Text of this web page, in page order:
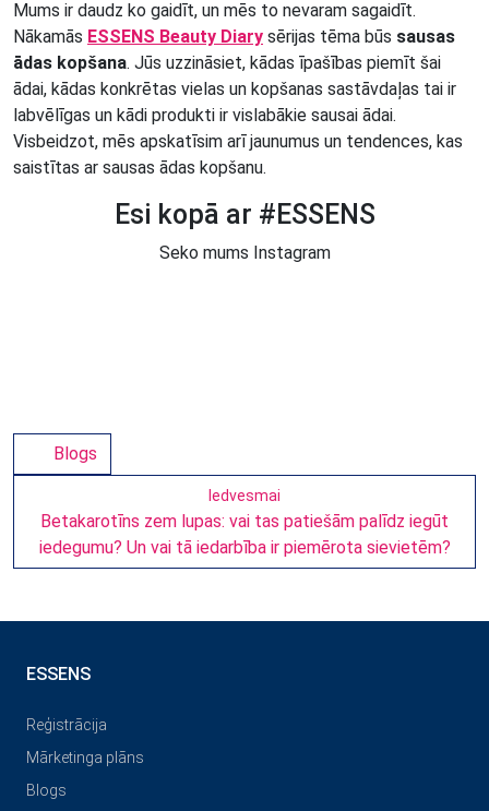
Mums ir daudz ko gaidīt, un mēs to nevaram sagaidīt.
Nākamās ESSENS Beauty Diary sērijas tēma būs sausas
ādas kopšana. Jūs uzzināsiet, kādas īpašības piemīt šai
ādai, kādas konkrētas vielas un kopšanas sastāvdaļas tai ir
labvēlīgas un kādi produkti ir vislabākie sausai ādai.
Visbeidzot, mēs apskatīsim arī jaunumus un tendences, kas
saistītas ar sausas ādas kopšanu.
Esi kopā ar #ESSENS
Seko mums Instagram
Blogs
Iedvesmai
Betakarotīns zem lupas: vai tas patiešām palīdz iegūt
iedegumu? Un vai tā iedarbība ir piemērota sievietēm?
ESSENS
Reģistrācija
Mārketinga plāns
Blogs